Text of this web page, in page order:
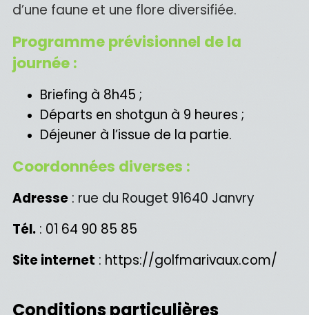
d’une faune et une flore diversifiée.
Programme prévisionnel de la
journée :
Briefing à 8h45 ;
Départs en shotgun à 9 heures ;
Déjeuner à l’issue de la partie.
Coordonnées diverses :
Adresse : rue du Rouget 91640 Janvry
Tél. : 01 64 90 85 85
Site internet : https://golfmarivaux.com/
Conditions particulières